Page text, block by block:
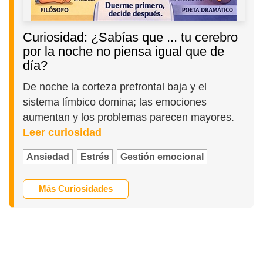
Curiosidad: ¿Sabías que ... tu cerebro
por la noche no piensa igual que de
día?
De noche la corteza prefrontal baja y el
sistema límbico domina; las emociones
aumentan y los problemas parecen mayores.
Leer curiosidad
Ansiedad Estrés Gestión emocional
Más Curiosidades